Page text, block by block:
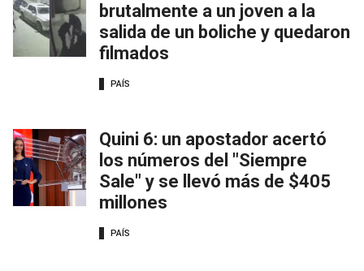
brutalmente a un joven a la
salida de un boliche y quedaron
filmados
PAÍS
Quini 6: un apostador acertó
los números del "Siempre
Sale" y se llevó más de $405
millones
PAÍS